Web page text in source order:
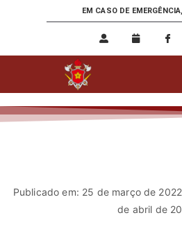
EM CASO DE
Publicado em: 25 de março de
de abril de